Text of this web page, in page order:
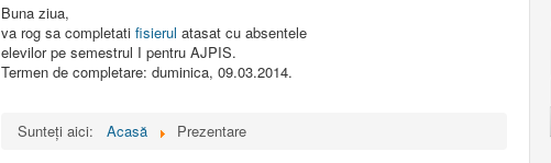
Buna ziua,
va rog sa completati fisierul atasat cu absentele
elevilor pe semestrul I pentru AJPIS.
Termen de completare: duminica, 09.03.2014.
Sunteți aici: Acasă Prezentare